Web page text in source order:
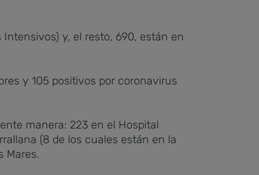
y, el resto, 690, están en
y 105 positivos por coronavirus
manera: 223 en el Hospital
(8 de los cuales están en la
Mares.